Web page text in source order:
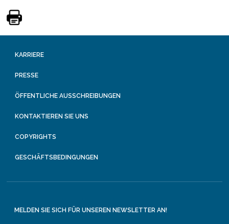
KARRIERE
PRESSE
ÖFFENTLICHE AUSSCHREIBUNGEN
KONTAKTIEREN SIE UNS
COPYRIGHTS
GESCHÄFTSBEDINGUNGEN
MELDEN SIE SICH FÜR UNSEREN NEWSLETTER AN!